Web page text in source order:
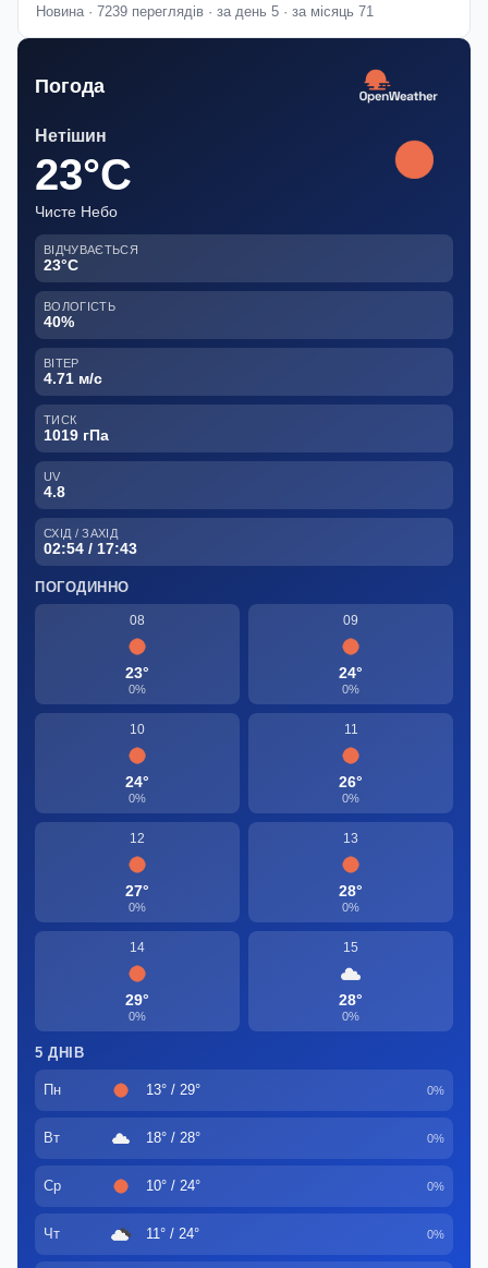
Новина · 7239 переглядів · за день 5 · за місяць 71
Погода
Нетішин
23°C
Чисте Небо
ВІДЧУВАЄТЬСЯ
23°C
ВОЛОГІСТЬ
40%
ВІТЕР
4.71 м/с
ТИСК
1019 гПа
UV
4.8
СХІД / ЗАХІД
02:54 / 17:43
ПОГОДИННО
08
23°
0%
09
24°
0%
10
24°
0%
11
26°
0%
12
27°
0%
13
28°
0%
14
29°
0%
15
28°
0%
5 ДНІВ
Пн 13° / 29° 0%
Вт 18° / 28° 0%
Ср 10° / 24° 0%
Чт 11° / 24° 0%